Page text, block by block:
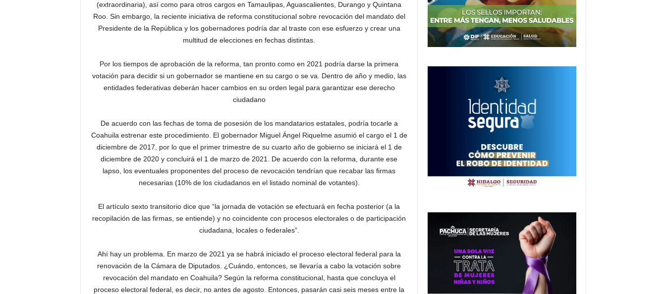
(extraordinaria), así como para otros cargos en Tamaulipas, Aguascalientes, Durango y Quintana
Roo. Sin embargo, la reciente iniciativa de reforma constitucional sobre revocación del mandato del
Presidente de la República y los gobernadores podría dar al traste con ese esfuerzo y crear una
multitud de elecciones en fechas distintas.
Por los tiempos de aprobación de la reforma, tan pronto como en 2021 podría darse la primera
votación para decidir si un gobernador se mantiene en su cargo o se va. Dentro de año y medio, las
entidades federativas deberán hacer cambios en su orden legal para garantizar ese derecho
ciudadano
De acuerdo con las fechas de toma de posesión de los mandatarios estatales, podría tocarle a
Coahuila estrenar este procedimiento. El gobernador Miguel Ángel Riquelme asumió el cargo el 1 de
diciembre de 2017, por lo que el primer trimestre de su cuarto año de gobierno se iniciará el 1 de
diciembre de 2020 y concluirá el 1 de marzo de 2021. De acuerdo con la reforma, durante ese
lapso, los eventuales proponentes del proceso de revocación tendrían que recabar las firmas
necesarias (10% de los ciudadanos en el listado nominal de votantes).
El artículo sexto transitorio dice que “la jornada de votación se efectuará en fecha posterior (a la
recopilación de las firmas, se entiende) y no coincidente con procesos electorales o de participación
ciudadana, locales o federales”.
Ahí hay un problema. En marzo de 2021 ya se habrá iniciado el proceso electoral federal para la
renovación de la Cámara de Diputados. ¿Cuándo, entonces, se llevaría a cabo la votación sobre
revocación del mandato en Coahuila? Según la reforma constitucional, hasta que concluya el
proceso electoral federal, es decir, no antes de agosto. Entonces, pasarán casi seis meses entre la